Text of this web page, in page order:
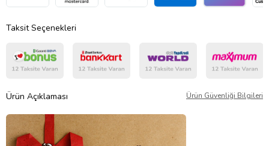
Taksit Seçenekleri
Ürün Açıklaması Ürün Güvenliği Bilgileri